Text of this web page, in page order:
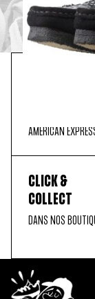
AMERICAN
CLICK &
COLLECT
DANS NOS